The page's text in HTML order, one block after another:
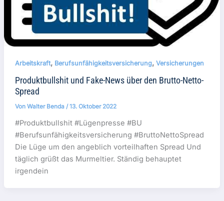
Arbeitskraft, Berufsunfähigkeitsversicherung, Versicherungen
Produktbullshit und Fake-News über den Brutto-Netto-
Spread
Von Walter Benda /13. Oktober 2022
#Produktbullshit #Lügenpresse #BU
#Berufsunfähigkeitsversicherung #BruttoNettoSpread
Die Lüge um den angeblich vorteilhaften Spread Und
täglich grüßt das Murmeltier. Ständig behauptet
irgendein